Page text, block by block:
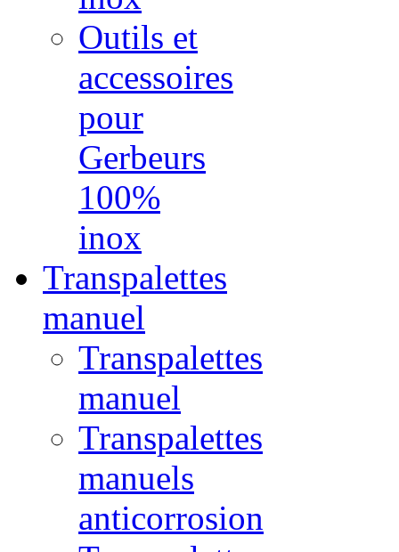
Outils et
accessoires
pour
Gerbeurs
100%
inox
Transpalettes
manuel
Transpalettes
manuel
Transpalettes
manuels
anticorrosion